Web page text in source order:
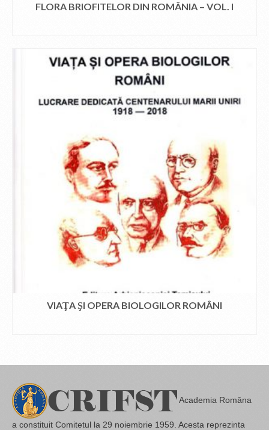
FLORA BRIOFITELOR DIN ROMÂNIA – VOL. I
VIAŢA ŞI OPERA BIOLOGILOR ROMÂNI
Academia Româna
a constituit Comitetul la 29 noiembrie 1959. Acesta reprezinta